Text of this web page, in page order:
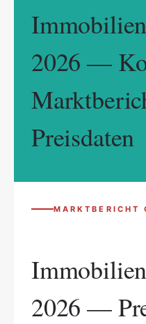
2026 —
Preisdaten
MARKTBERICHT
2026 —